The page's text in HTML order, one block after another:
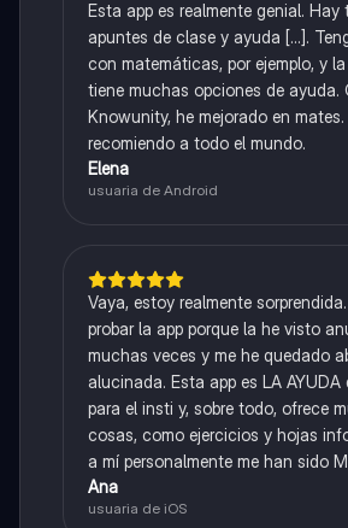
Esta app es realmente genial. Hay
apuntes de clase y ayuda [...].
con matemáticas, por ejemplo, y
tiene muchas opciones de ayuda.
Knowunity, he mejorado en mates.
recomiendo a todo el mundo.
Elena
usuaria de Android
Vaya, estoy realmente
probar la app porque la he visto
muchas veces y me he quedado
alucinada. Esta app es LA AYUDA
para el insti y, sobre todo, ofrece
cosas, como ejercicios y hojas
a mí personalmente me han sido
Ana
usuaria de iOS